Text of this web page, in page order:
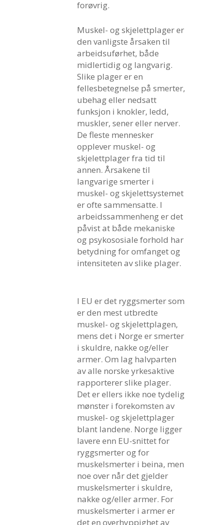
forøvrig.
Muskel- og skjelettplager er
den vanligste årsaken til
arbeidsuførhet, både
midlertidig og langvarig.
Slike plager er en
fellesbetegnelse på smerter,
ubehag eller nedsatt
funksjon i knokler, ledd,
muskler, sener eller nerver.
De fleste mennesker
opplever muskel- og
skjelettplager fra tid til
annen. Årsakene til
langvarige smerter i
muskel- og skjelettsystemet
er ofte sammensatte. I
arbeidssammenheng er det
påvist at både mekaniske
og psykososiale forhold har
betydning for omfanget og
intensiteten av slike plager.
I EU er det ryggsmerter som
er den mest utbredte
muskel- og skjelettplagen,
mens det i Norge er smerter
i skuldre, nakke og/eller
armer. Om lag halvparten
av alle norske yrkesaktive
rapporterer slike plager.
Det er ellers ikke noe tydelig
mønster i forekomsten av
muskel- og skjelettplager
blant landene. Norge ligger
lavere enn EU-snittet for
ryggsmerter og for
muskelsmerter i beina, men
noe over når det gjelder
muskelsmerter i skuldre,
nakke og/eller armer. For
muskelsmerter i armer er
det en overhyppighet av